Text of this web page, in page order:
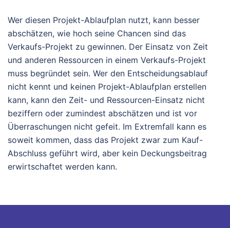
Wer diesen Projekt-Ablaufplan nutzt, kann besser
abschätzen, wie hoch seine Chancen sind das
Verkaufs-Projekt zu gewinnen. Der Einsatz von Zeit
und anderen Ressourcen in einem Verkaufs-Projekt
muss begründet sein. Wer den Entscheidungsablauf
nicht kennt und keinen Projekt-Ablaufplan erstellen
kann, kann den Zeit- und Ressourcen-Einsatz nicht
beziffern oder zumindest abschätzen und ist vor
Überraschungen nicht gefeit. Im Extremfall kann es
soweit kommen, dass das Projekt zwar zum Kauf-
Abschluss geführt wird, aber kein Deckungsbeitrag
erwirtschaftet werden kann.